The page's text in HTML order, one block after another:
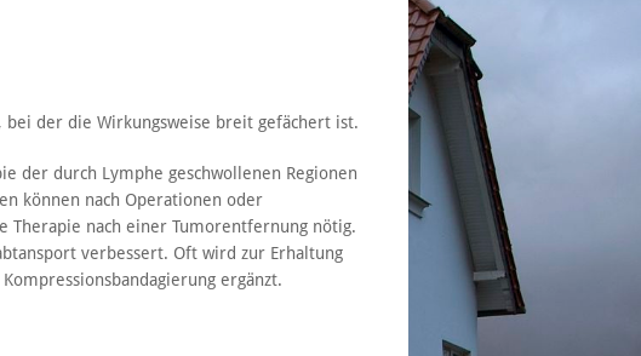
der die Wirkungsweise breit gefächert ist.
der durch Lymphe geschwollenen Regionen
können nach Operationen oder
Therapie nach einer Tumorentfernung nötig.
verbessert. Oft wird zur Erhaltung
ergänzt.